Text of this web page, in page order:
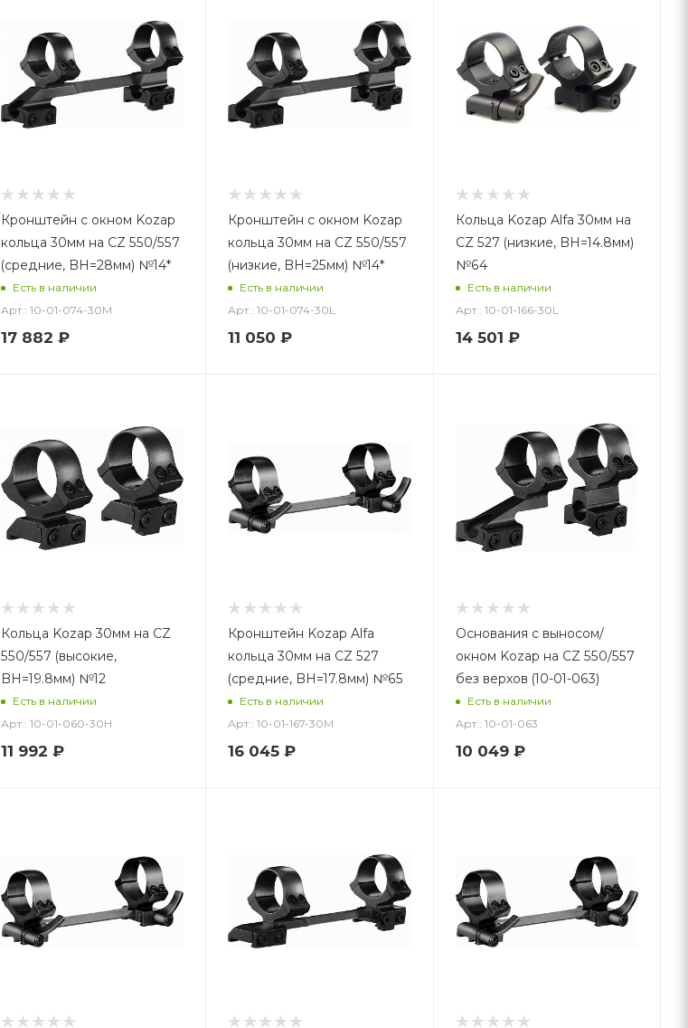
Кронштейн с окном Kozap
кольца 30мм на CZ 550/557
(средние, BH=28мм) №14*
Есть в наличии
Арт.: 10-01-074-30M
17 882 ₽
Кронштейн с окном Kozap
кольца 30мм на CZ 550/557
(низкие, BH=25мм) №14*
Есть в наличии
Арт.: 10-01-074-30L
11 050 ₽
Кольца Kozap Alfa 30мм на
CZ 527 (низкие, BH=14.8мм)
№64
Есть в наличии
Арт.: 10-01-166-30L
14 501 ₽
Кольца Kozap 30мм на CZ
550/557 (высокие,
BH=19.8мм) №12
Есть в наличии
Арт.: 10-01-060-30H
11 992 ₽
Кронштейн Kozap Alfa
кольца 30мм на CZ 527
(средние, BH=17.8мм) №65
Есть в наличии
Арт.: 10-01-167-30M
16 045 ₽
Основания с выносом/
окном Kozap на CZ 550/557
без верхов (10-01-063)
Есть в наличии
Арт.: 10-01-063
10 049₽